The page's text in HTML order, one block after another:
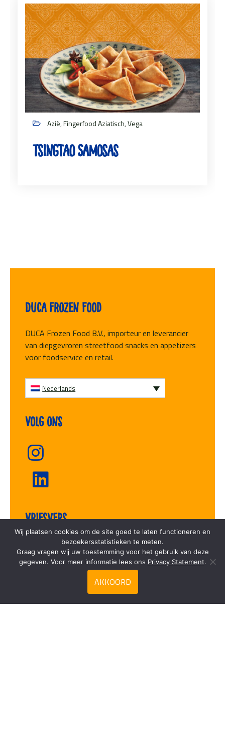
Azië, Fingerfood Aziatisch, Vega
Tsingtao Samosas
Duca Frozen Food
DUCA Frozen Food B.V., importeur en leverancier
van diepgevroren streetfood snacks en appetizers
voor foodservice en retail.
Nederlands
Volg ons
Vriesvers
Wij plaatsen cookies om de site goed te laten functioneren en
bezoekersstatistieken te meten.
Graag vragen wij uw toestemming voor het gebruik van deze
gegeven. Voor meer informatie lees ons Privacy Statement.
AKKOORD